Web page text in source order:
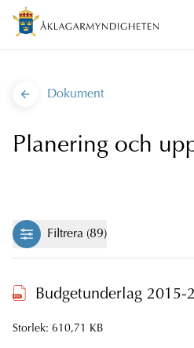
Dokument
Planering och
Filtrera (89)
Budgetunderlag 2015-
Storlek: 610,71 KB